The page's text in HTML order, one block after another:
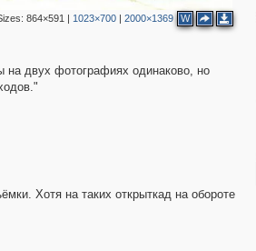
864×591 | 1023×700| 2000×1369 W
двух фотографиях одинаково, но
Хотя на таких открыткад на обороте